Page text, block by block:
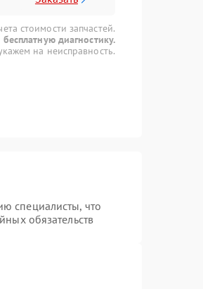
стоимости запчастей.
диагностику.
на неисправность.
специалисты, что
обязательств